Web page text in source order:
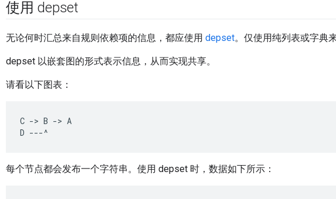
使用 depset
无论何时汇总来自规则依赖项的信息，都应使用 depset。仅使用纯列表或字典
depset 以嵌套图的形式表示信息，从而实现共享。
请看以下图表：
C -> B -> A
每个节点都会发布一个字符串。使用 depset 时，数据如下所示：